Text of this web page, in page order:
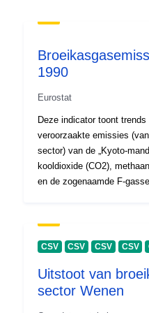
Catalogusregister
Identificatoren:
1990
Eurostat
Deze indicator toont
veroorzaakte emissies
sector) van de „Kyoto-
kooldioxide (CO2),
en de zogenaamde F-
samengevoegd tot één
gasspecifieke
worden uitgedrukt in
De indicator omvat geen
CSV CSV CSV CSV
Uitstoot van
sector Wenen